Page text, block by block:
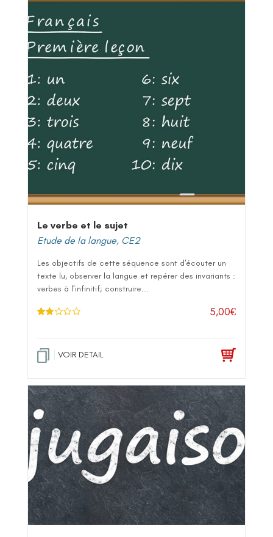
Le verbe et le sujet
Etude de la langue, CE2
Les objectifs de cette séquence sont d'écouter un
texte lu, observer la langue et repérer des invariants :
verbes à l’infinitif; construire...
5,00€
VOIR DETAIL